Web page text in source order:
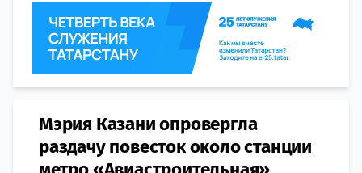
Мэрия Казани опровергла
раздачу повесток около станции